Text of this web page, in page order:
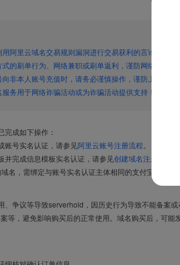
阿里云域名交易规则漏洞进行交易获利的言论，谨防
的刷单行为、网络兼职或刷单返利，谨防网络诈骗！
非本人账号充值时，请务必谨慎操作，谨防上当受骗！
务用于网络诈骗活动或为诈骗活动提供支持！
完成如下操作：
账号实名认证，请参见阿里云账号注册流程
并完成信息模板实名认证，请参见创建域名注册信息模
名，需绑定与账号实名认证主体相同的支付宝，进入
、争议等导致serverhold，因历史行为导致不能备案
等，避免影响购买后的正常使用。域名购买后，可